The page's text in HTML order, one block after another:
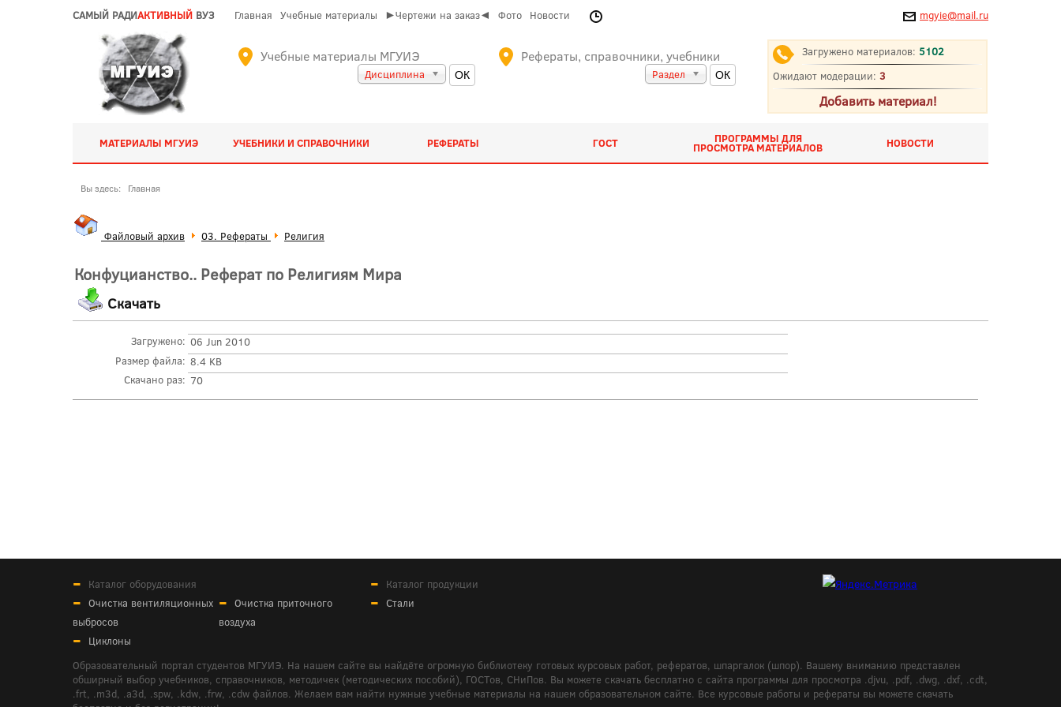
САМЫЙ РАДИАКТИВНЫЙ ВУЗ Главная Учебные материалы ►Чертежи на заказ◄ Фото Новости mgyie@mail.ru
Учебные материалы МГУИЭ
Дисциплина
Рефераты, справочники, учебники
Раздел
Загружено материалов: 5102
Ожидают модерации: 3
Добавить материал!
МАТЕРИАЛЫ МГУИЭ УЧЕБНИКИ И СПРАВОЧНИКИ РЕФЕРАТЫ ГОСТ ПРОГРАММЫ ДЛЯ
ПРОСМОТРА МАТЕРИАЛОВ НОВОСТИ
Вы здесь: Главная
Файловый архив 03. Рефераты Религия
Конфуцианство.. Реферат по Религиям Мира
Скачать
Загружено: 06 Jun 2010
Размер файла: 8.4 KB
Скачано раз: 70
Каталог оборудования
Очистка вентиляционных
выбросов
Очистка приточного
воздуха
Циклоны
Каталог продукции
Стали
Образовательный портал студентов МГУИЭ. На нашем сайте вы найдёте огромную библиотеку готовых курсовых работ, рефератов, шпаргалок (шпор). Вашему вниманию представлен
обширный выбор учебников, справочников, методичек (методических пособий), ГОСТов, СНиПов. Вы можете скачать бесплатно с сайта программы для просмотра .djvu, .pdf, .dwg, .dxf, .cdt,
.frt, .m3d, .a3d, .spw, .kdw, .frw, .cdw файлов. Желаем вам найти нужные учебные материалы на нашем образовательном сайте. Все курсовые работы и рефераты вы можете скачать